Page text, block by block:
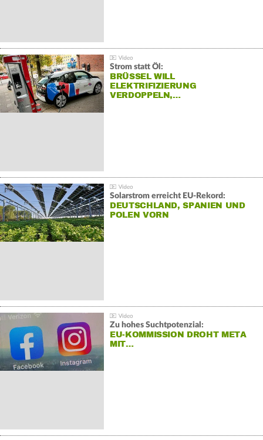
Strom statt Öl:
BRÜSSEL WILL
ELEKTRIFIZIERUNG
VERDOPPELN,…
Solarstrom erreicht EU-Rekord:
DEUTSCHLAND, SPANIEN UND
POLEN VORN
Zu hohes Suchtpotenzial:
EU-KOMMISSION DROHT META
MIT…